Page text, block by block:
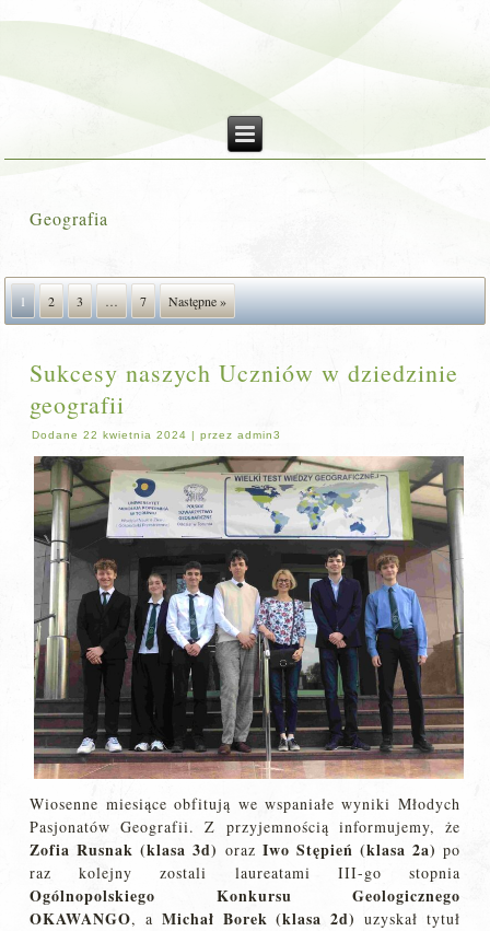
Geografia
1 2 3 … 7 Następne »
Sukcesy naszych Uczniów w dziedzinie
geografii
Dodane 22 kwietnia 2024 |przez admin3
Wiosenne miesiące obfitują we wspaniałe wyniki Młodych
Pasjonatów Geografii. Z przyjemnością informujemy, że
Zofia Rusnak (klasa 3d) oraz Iwo Stępień (klasa 2a) po
raz kolejny zostali laureatami III-go stopnia
Ogólnopolskiego Konkursu Geologicznego
OKAWANGO, a Michał Borek (klasa 2d) uzyskał tytuł